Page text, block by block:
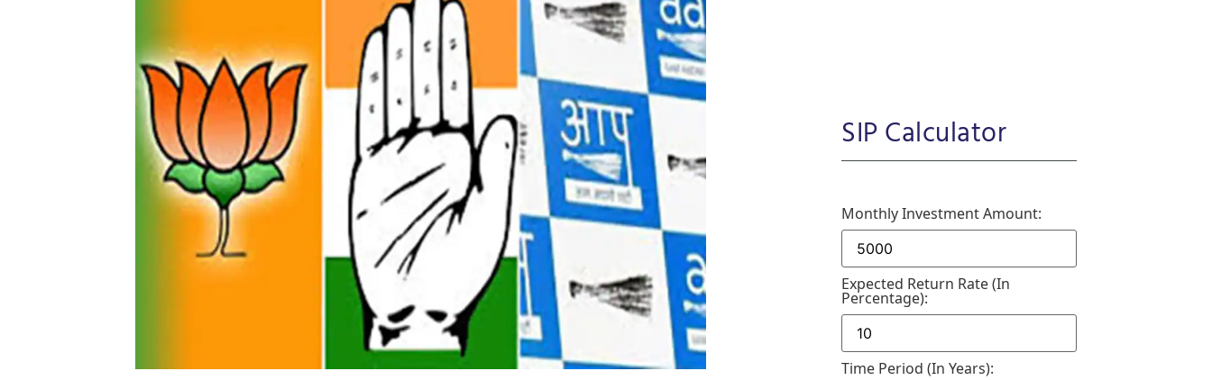
SIP Calculator
Monthly Investment Amount:
Expected Return Rate (in
Percentage):
Time Period (in Years):